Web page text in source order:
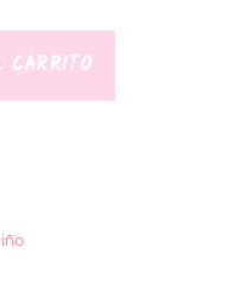
CARRITO